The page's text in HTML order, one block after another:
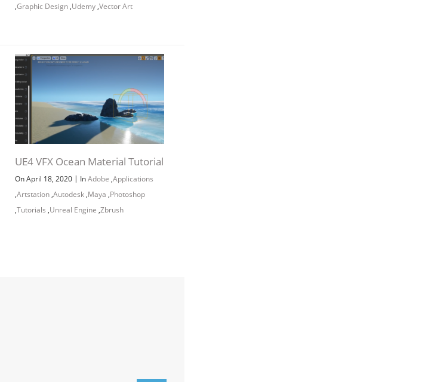
,Graphic Design,Udemy,Vector Art
UE4 VFX Ocean Material Tutorial
On April 18, 2020 | InAdobe ,Applications
,Artstation,Autodesk,Maya ,Photoshop
,Tutorials ,Unreal Engine ,Zbrush